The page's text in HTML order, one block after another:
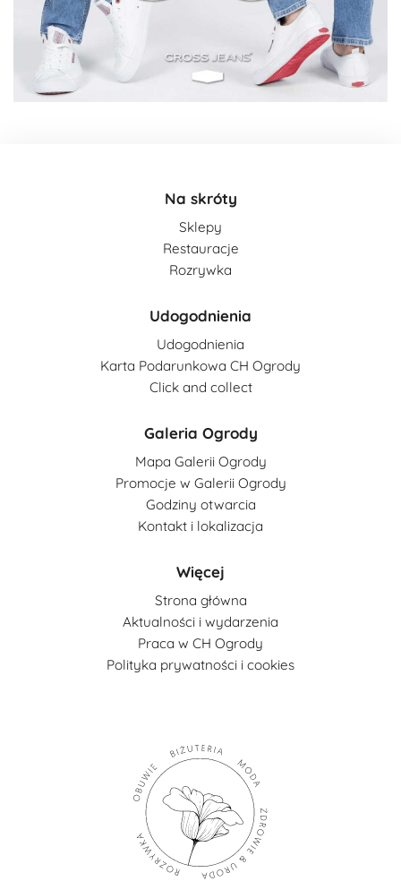
Na skróty
Sklepy
Restauracje
Rozrywka
Udogodnienia
Udogodnienia
Karta Podarunkowa CH Ogrody
Click and collect
Galeria Ogrody
Mapa Galerii Ogrody
Promocje w Galerii Ogrody
Godziny otwarcia
Kontakt i lokalizacja
Więcej
Strona główna
Aktualności i wydarzenia
Praca w CH Ogrody
Polityka prywatności i cookies